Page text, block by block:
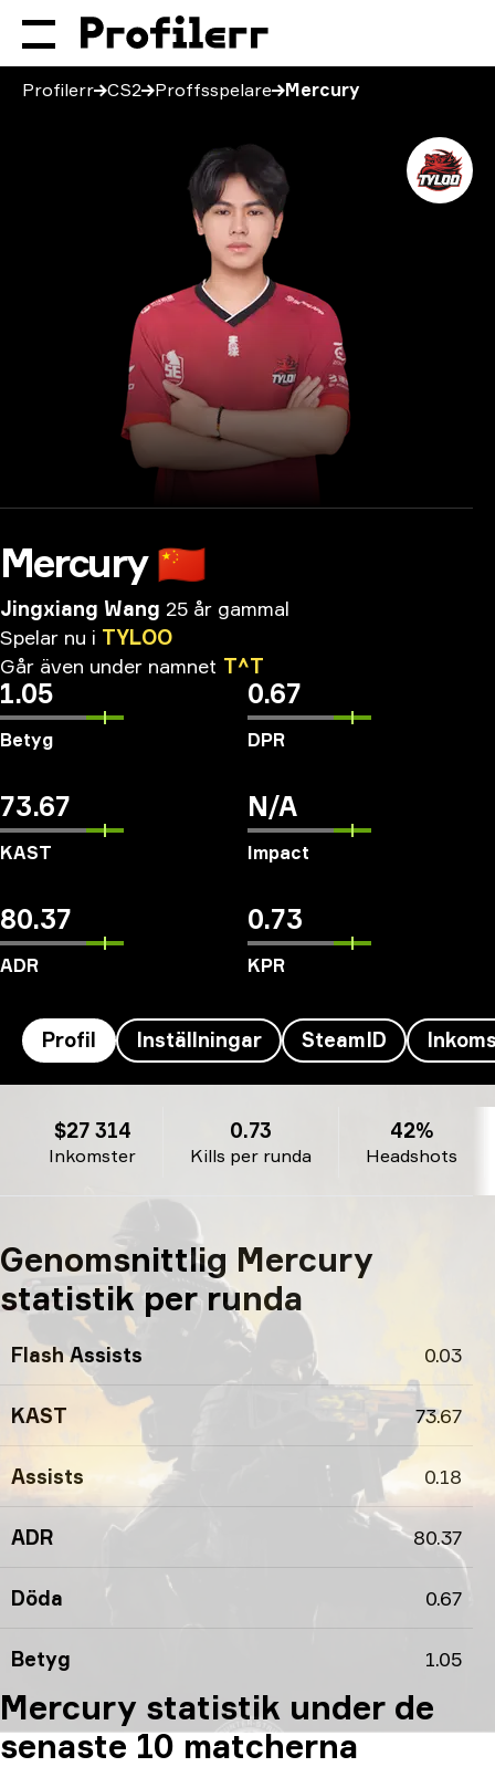
Profilerr CS2 Proffsspelare Mercury
Mercury 🇨🇳
Jingxiang Wang 25 år gammal
Spelar nu i TYLOO
Går även under namnet T^T
1.05
Betyg
0.67
DPR
73.67
KAST
N/A
Impact
80.37
ADR
0.73
KPR
Profil Inställningar SteamID
Inkomster
$27 314
Kills per runda
0.73
Headshots
42%
Genomsnittlig Mercury
statistik per runda
Flash Assists 0.03
KAST 73.67
Assists 0.18
ADR 80.37
Döda 0.67
Betyg 1.05
Mercury statistik under de
senaste 10 matcherna